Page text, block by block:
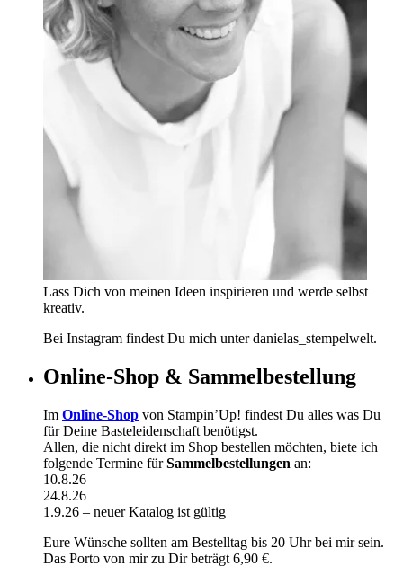
Lass Dich von meinen Ideen inspirieren und werde selbst
kreativ.
Bei Instagram findest Du mich unter danielas_stempelwelt.
Online-Shop & Sammelbestellung
Im Online-Shop von Stampin’Up! findest Du alles was Du
für Deine Basteleidenschaft benötigst.
Allen, die nicht direkt im Shop bestellen möchten, biete ich
folgende Termine fürSammelbestellungen an:
10.8.26
24.8.26
1.9.26 – neuer Katalog ist gültig
Eure Wünsche sollten am Bestelltag bis 20 Uhr bei mir sein.
Das Porto von mir zu Dir beträgt 6,90 €.